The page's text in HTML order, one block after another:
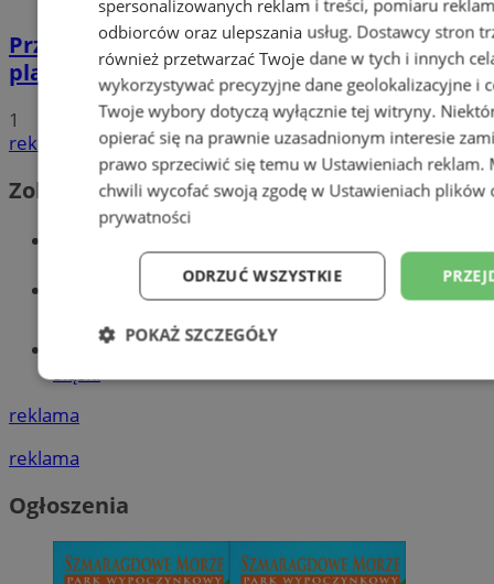
Przyszłość Wodzisławia Śląskiego:
planowane inwestycje na 2025 rok
1
reklama
Zobacz również
Wiadomości lokalne
Tworzenie stron www - Wodzisław
Śląski
reklama
reklama
Ogłoszenia
spersonalizowanych reklam i treści, pomiaru
odbiorców oraz ulepszania usług. Dostawcy stron
również przetwarzać Twoje dane w tych i innych
wykorzystywać precyzyjne dane geolokalizacyjne i
Twoje wybory dotyczą wyłącznie tej witryny.
opierać się na prawnie uzasadnionym interesie
prawo sprzeciwić się temu w Ustawieniach reklam.
chwili wycofać swoją zgodę w Ustawieniach plików
prywatności
ODRZUĆ WSZYSTKIE
POKAŻ SZCZEGÓŁY
Niezbędne Wydajność